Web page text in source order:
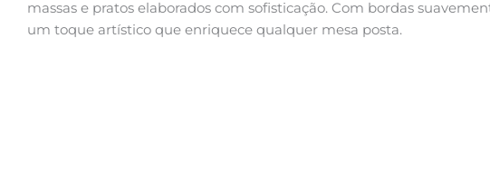
massas e pratos elaborados com sofisticação. Com bordas
um toque artístico que enriquece qualquer mesa posta.